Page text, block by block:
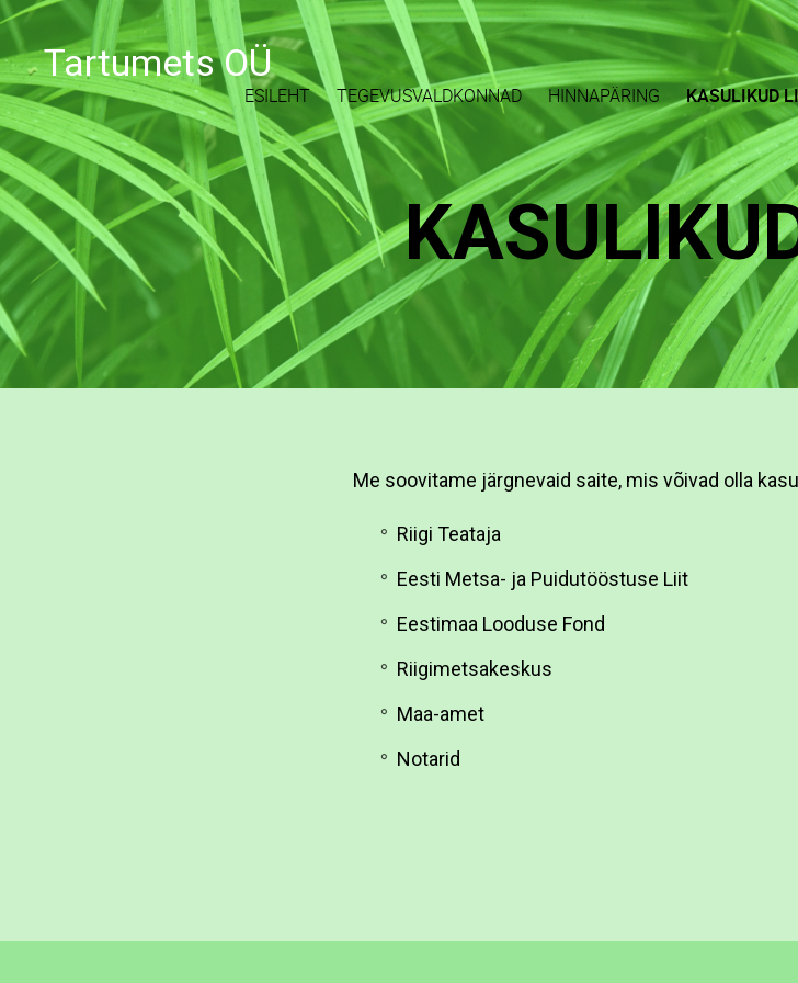
Tartumets OÜ
ESILEHT TEGEVUSVALDKONNAD HINNAPÄRING KASULIKUD
Me soovitame järgnevaid saite, mis võivad olla
Riigi Teataja
Eesti Metsa- ja Puidutööstuse Liit
Eestimaa Looduse Fond
Riigimetsakeskus
Maa-amet
Notarid